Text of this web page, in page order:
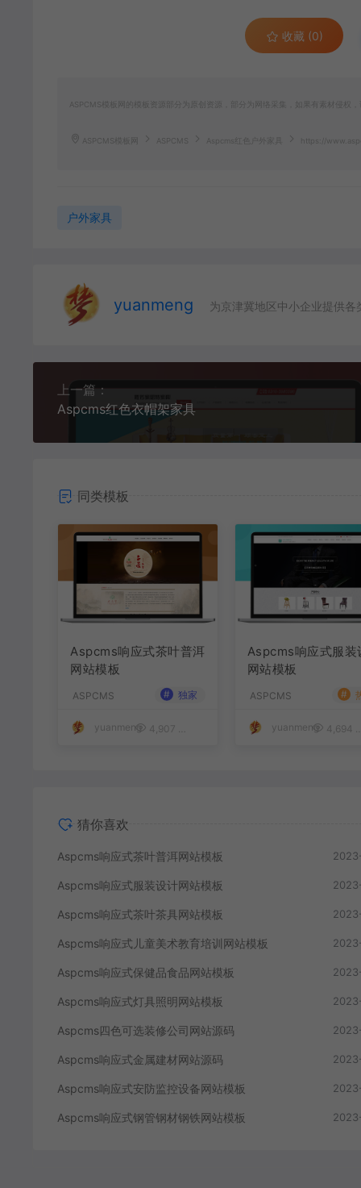
收藏 (0)
ASPCMS模板网的模板资源部分为原创资源，部分为网络采集，如果有素材侵权
ASPCMS模板网 ASPCMS Aspcms红色户外家具 https://
户外家具
yuanmeng 为京津冀地区中小企业提供各
上一篇：
Aspcms红色衣帽架家具
同类模板
Aspcms响应式茶叶普洱
网站模板
ASPCMS # 独家
yuanmeng 4,907
Aspcms响应式服装
网站模板
ASPCMS #
yuanmeng 4,694
猜你喜欢
Aspcms响应式茶叶普洱网站模板
Aspcms响应式服装设计网站模板
Aspcms响应式茶叶茶具网站模板
Aspcms响应式儿童美术教育培训网站模板
Aspcms响应式保健品食品网站模板
Aspcms响应式灯具照明网站模板
Aspcms四色可选装修公司网站源码
Aspcms响应式金属建材网站源码
Aspcms响应式安防监控设备网站模板
Aspcms响应式钢管钢材钢铁网站模板